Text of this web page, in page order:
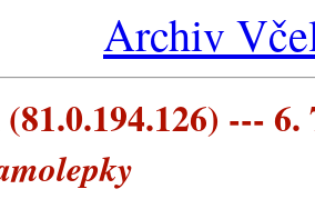
Archiv
--- 6.